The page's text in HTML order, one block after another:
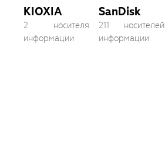
KIOXIA
2 носителя
информации
SanDisk
211 носителей
информации